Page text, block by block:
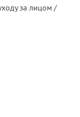
за лицом /